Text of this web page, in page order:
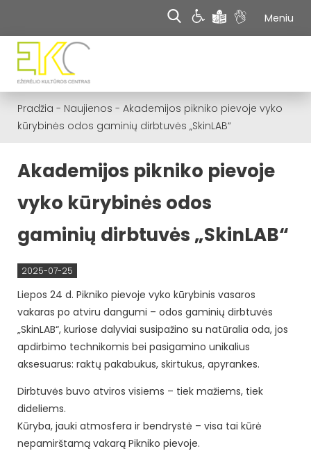
Meniu
Pradžia - Naujienos - Akademijos pikniko pievoje vyko
kūrybinės odos gaminių dirbtuvės „SkinLAB“
Akademijos pikniko pievoje
vyko kūrybinės odos
gaminių dirbtuvės „SkinLAB“
2025-07-25
Liepos 24 d. Pikniko pievoje vyko kūrybinis vasaros
vakaras po atviru dangumi – odos gaminių dirbtuvės
„SkinLAB“, kuriose dalyviai susipažino su natūralia oda, jos
apdirbimo technikomis bei pasigamino unikalius
aksesuarus: raktų pakabukus, skirtukus, apyrankes.
Dirbtuvės buvo atviros visiems – tiek mažiems, tiek
dideliems.
Kūryba, jauki atmosfera ir bendrystė – visa tai kūrė
nepamirštamą vakarą Pikniko pievoje.